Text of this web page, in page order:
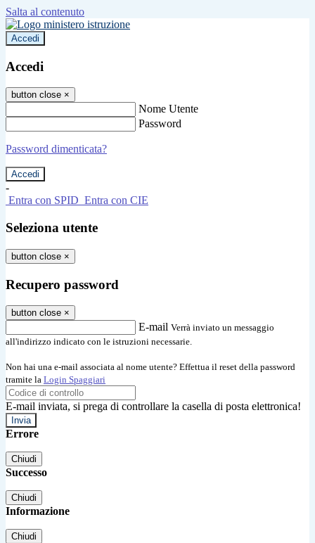
Salta al contenuto
Accedi
Accedi
button close ×
Nome Utente
Password
Password dimenticata?
-
Entra con SPID Entra con CIE
Seleziona utente
button close ×
Recupero password
button close ×
E-mail Verrà inviato un messaggio
all'indirizzo indicato con le istruzioni necessarie.
Non hai una e-mail associata al nome utente? Effettua il reset della password
tramite la Login Spaggiari
E-mail inviata, si prega di controllare la casella di posta elettronica!
Errore
Chiudi
Successo
Chiudi
Informazione
Chiudi